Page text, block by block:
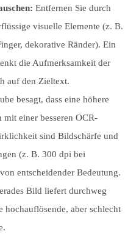
Entfernen Sie durch
visuelle Elemente (z. B.
dekorative Ränder). Ein
die Aufmerksamkeit der
auf den Zieltext.
besagt, dass eine höhere
einer besseren OCR-
sind Bildschärfe und
(z. B. 300 dpi bei
entscheidender Bedeutung.
Bild liefert durchweg
hochauflösende, aber schlecht